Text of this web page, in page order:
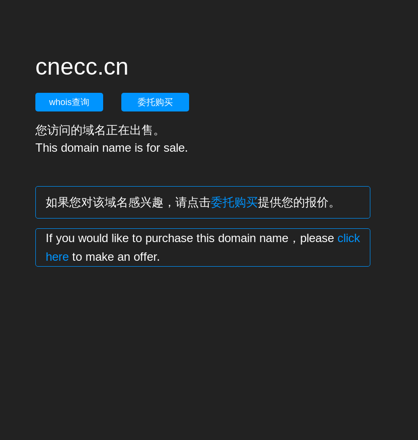
cnecc.cn
whois查询 委托购买
您访问的域名正在出售。
This domain name is for sale.
如果您对该域名感兴趣，请点击委托购买提供您的报价。
If you would like to purchase this domain name，please click
here to make an offer.